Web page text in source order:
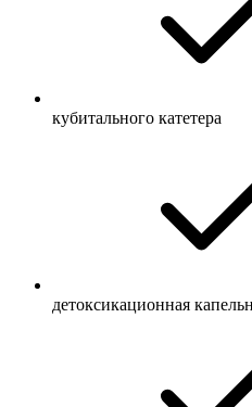
кубитального катетера
детоксикационная